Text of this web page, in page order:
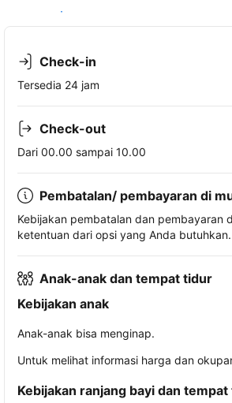
Lihat ketersediaan
Check-in
Tersedia 24 jam
Check-out
Dari 00.00 sampai 10.00
Pembatalan/ pembayaran di
Kebijakan pembatalan dan
ketentuan dari opsi yang Anda butuhkan.
Anak-anak dan tempat tidur
Kebijakan anak
Anak-anak bisa menginap.
Untuk melihat informasi harga dan
Kebijakan ranjang bayi dan